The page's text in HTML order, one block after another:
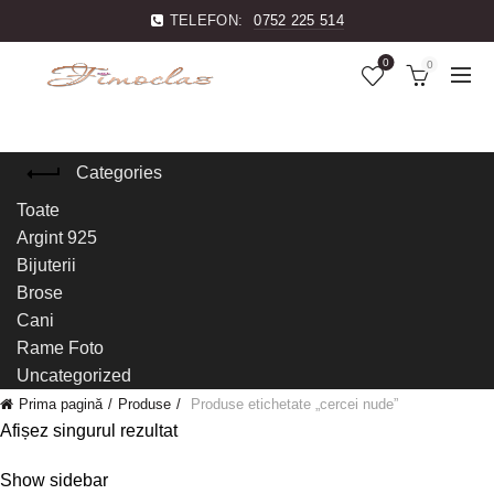
TELEFON: 0752 225 514
0 0
Categories
Toate
Argint 925
Bijuterii
Brose
Cani
Rame Foto
Uncategorized
Prima pagină Produse Produse etichetate „cercei nude”
Afișez singurul rezultat
Show sidebar